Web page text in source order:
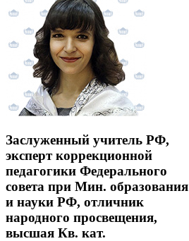
Заслуженный учитель РФ,
эксперт коррекционной
педагогики Федерального
совета при Мин. образования
и науки РФ, отличник
народного просвещения,
высшая Кв. кат.